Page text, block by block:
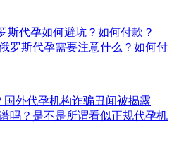
斯代孕如何避坑？如何付款？
罗斯代孕需要注意什么？如何付
外代孕机构诈骗丑闻被揭露
吗？是不是所谓看似正规代孕机